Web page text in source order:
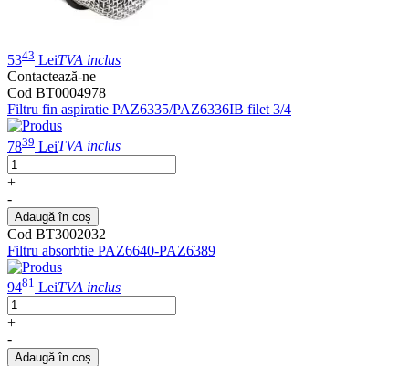
5343 LeiTVA inclus
Contactează-ne
Cod BT0004978
Filtru fin aspiratie PAZ6335/PAZ6336IB filet 3/4
7839 LeiTVA inclus
+
-
Adaugă în coș
Cod BT3002032
Filtru absorbtie PAZ6640-PAZ6389
9481 LeiTVA inclus
+
-
Adaugă în coș